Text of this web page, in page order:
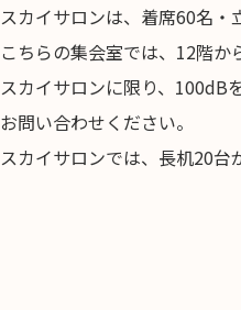
スカイサロンは、着席60名・
こちらの集会室では、12階か
スカイサロンに限り、100dB
お問い合わせください。
スカイサロンでは、長机20台